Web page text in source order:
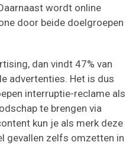
wordt online
door beide doelgroepen
dan vindt 47% van
advertenties. Het is dus
interruptie-reclame als
te brengen via
kun je als merk deze
gevallen zelfs omzetten in